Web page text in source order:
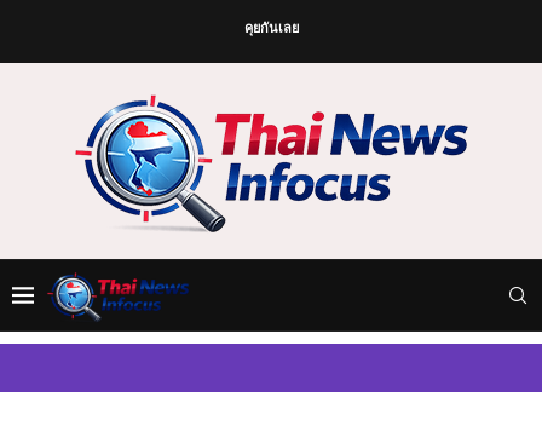
คุยกันเลย